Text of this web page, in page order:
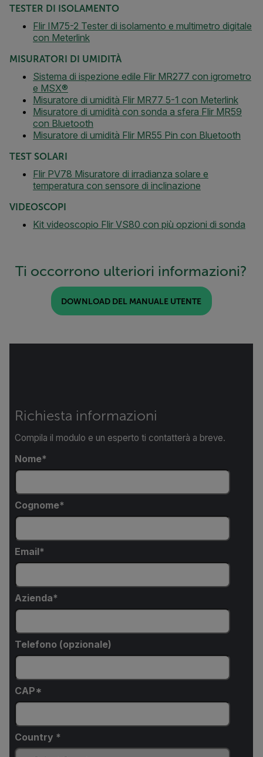
TESTER DI ISOLAMENTO
Flir IM75-2 Tester di isolamento e multimetro digitale
con Meterlink
MISURATORI DI UMIDITÀ
Sistema di ispezione edile Flir MR277 con igrometro
e MSX®
Misuratore di umidità Flir MR77 5-1 con Meterlink
Misuratore di umidità con sonda a sfera Flir MR59
con Bluetooth
Misuratore di umidità Flir MR55 Pin con Bluetooth
TEST SOLARI
Flir PV78 Misuratore di irradianza solare e
temperatura con sensore di inclinazione
VIDEOSCOPI
Kit videoscopio Flir VS80 con più opzioni di sonda
Ti occorrono ulteriori informazioni?
DOWNLOAD DEL MANUALE UTENTE
Richiesta informazioni
Compila il modulo e un esperto ti contatterà a breve.
Nome
Cognome
Email
Azienda
Telefono (opzionale)
CAP*
Country *